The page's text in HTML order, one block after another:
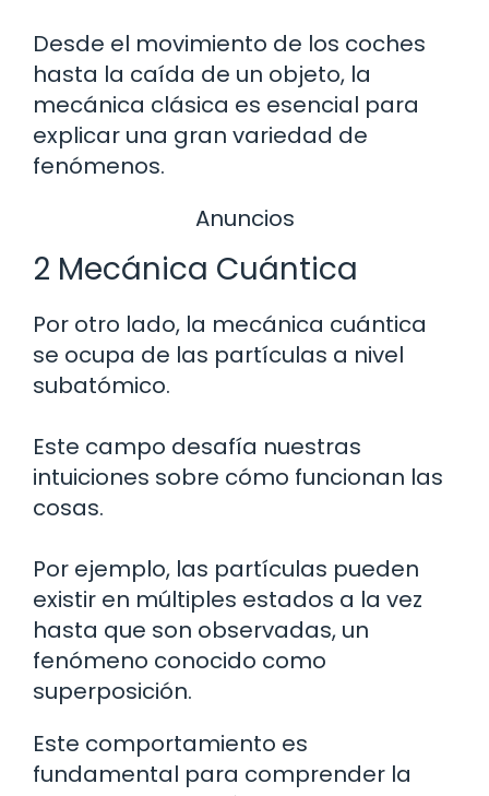
Desde el movimiento de los coches
hasta la caída de un objeto, la
mecánica clásica es esencial para
explicar una gran variedad de
fenómenos.
Anuncios
2 Mecánica Cuántica
Por otro lado, la mecánica cuántica
se ocupa de las partículas a nivel
subatómico.
Este campo desafía nuestras
intuiciones sobre cómo funcionan las
cosas.
Por ejemplo, las partículas pueden
existir en múltiples estados a la vez
hasta que son observadas, un
fenómeno conocido como
superposición.
Este comportamiento es
fundamental para comprender la